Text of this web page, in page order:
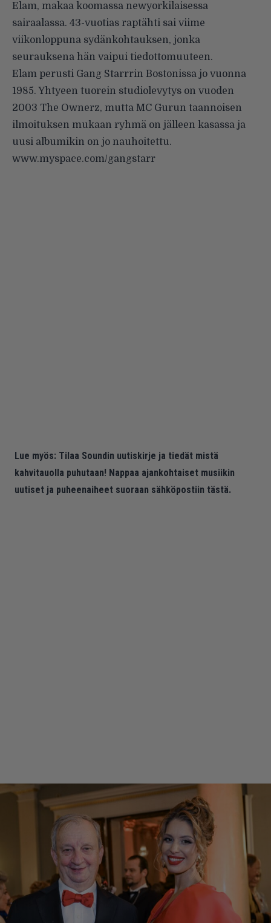
Elam, makaa koomassa newyorkilaisessa
sairaalassa. 43-vuotias raptähti sai viime
viikonloppuna sydänkohtauksen, jonka
seurauksena hän vaipui tiedottomuuteen.
Elam perusti Gang Starrrin Bostonissa jo vuonna
1985. Yhtyeen tuorein studiolevytys on vuoden
2003 The Ownerz, mutta MC Gurun taannoisen
ilmoituksen mukaan ryhmä on jälleen kasassa ja
uusi albumikin on jo nauhoitettu.
www.myspace.com/gangstarr
Lue myös: Tilaa Soundin uutiskirje ja tiedät mistä
kahvitauolla puhutaan! Nappaa ajankohtaiset musiikin
uutiset ja puheenaiheet suoraan sähköpostiin tästä.